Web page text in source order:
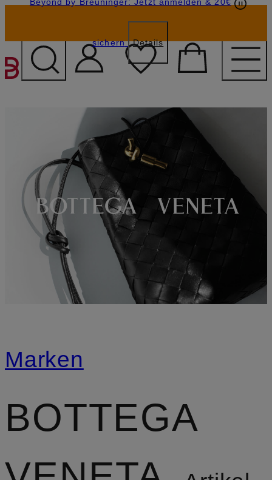
ZUM HAUPTINHALT
sichern Details
GESCHENK20
Marken
BOTTEGA